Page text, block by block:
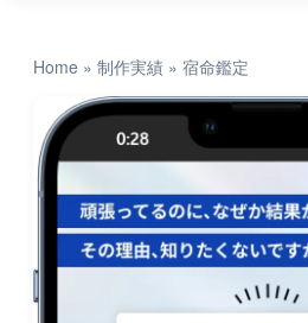
Home » 制作実績 » 宿命鑑定